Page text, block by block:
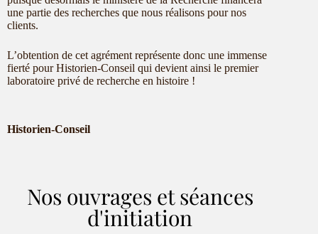
une partie des recherches que nous réalisons pour nos
clients.
L’obtention de cet agrément représente donc une immense
fierté pour Historien-Conseil qui devient ainsi le premier
laboratoire privé de recherche en histoire !
Historien-Conseil
Nos ouvrages et séances
d'initiation